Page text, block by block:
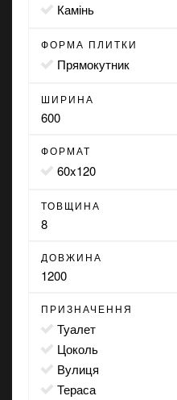
камінь
ФОРМА ПЛИТКИ
прямокутник
ШИРИНА
600
ФОРМАТ
60x120
ТОВЩИНА
8
ДОВЖИНА
1200
ПРИЗНАЧЕННЯ
туалет
цоколь
вулиця
тераса